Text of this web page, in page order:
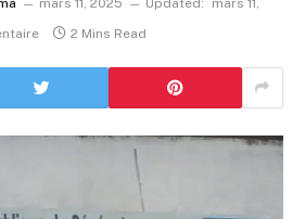
mars 11, 2025 Updated:
mars 11,
2 Mins Read